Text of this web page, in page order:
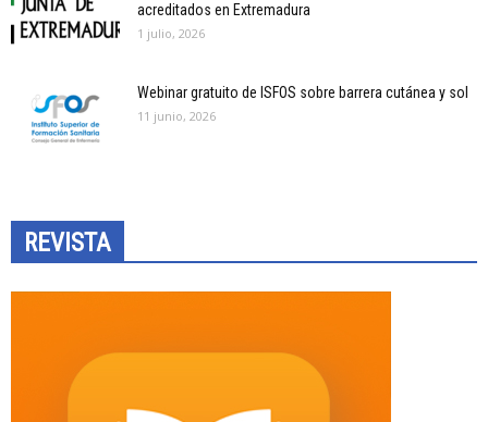
acreditados en Extremadura
1 julio, 2026
Webinar gratuito de ISFOS sobre barrera cutánea y sol
11 junio, 2026
REVISTA